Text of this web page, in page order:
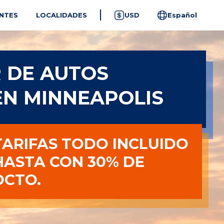
LOCALIDADES USD Español
AUTOS
MINNEAPOLIS
TODO INCLUIDO
CON 30% DE